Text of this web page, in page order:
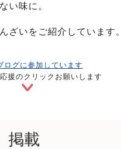
い味に。
ざいをご紹介しています。
ログに参加しています
援のクリックお願いします
掲載